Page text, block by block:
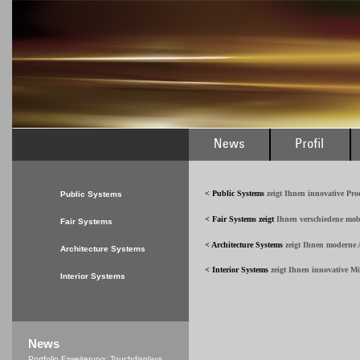
< Public Systems zeigt Ihnen innovative
< Fair Systems zeigt Ihnen verschiedene
< Architecture Systems zeigt Ihnen
< Interior Systems zeigt Ihnen innovative
Public Systems
Fair Systems
Architecture Systems
Interior Systems
News